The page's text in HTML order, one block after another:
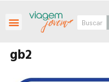
gb2